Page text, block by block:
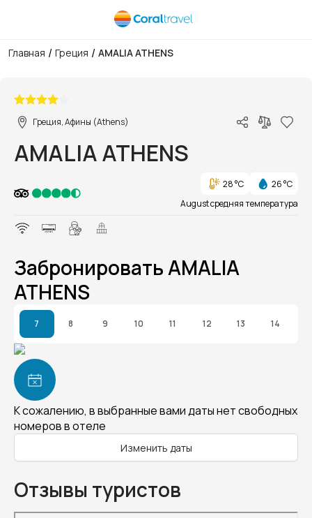
Главная / Греция / AMALIA ATHENS
Греция, Афины (Athens)
AMALIA ATHENS
28 °C
26 °C
August средняя температура
Забронировать AMALIA
ATHENS
7 8 9 10 11 12 13 14
К сожалению, в выбранные вами даты нет свободных
номеров в отеле
Изменить даты
Отзывы туристов